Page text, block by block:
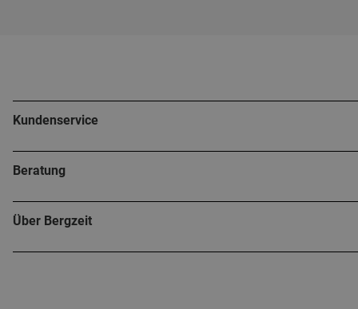
Kundenservice
Beratung
Über Bergzeit